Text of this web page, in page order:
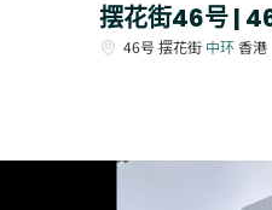
摆花街46号 |
46号 摆花街 中环香港